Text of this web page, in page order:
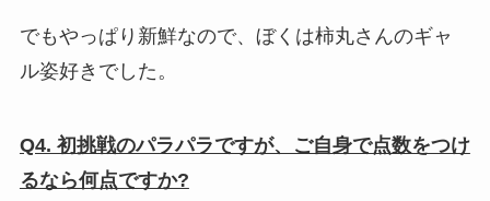
でもやっぱり新鮮なので、ぼくは柿丸さんのギャ
ル姿好きでした。
Q4. 初挑戦のパラパラですが、ご自身で点数をつけ
るなら何点ですか?